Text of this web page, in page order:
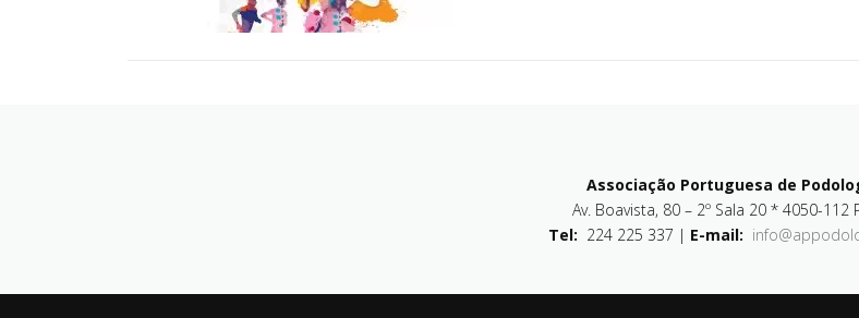
Associação Portuguesa de
Av. Boavista, 80 – 2º Sala 20 * 4050-112
Tel: 224 225 337 | E-mail: